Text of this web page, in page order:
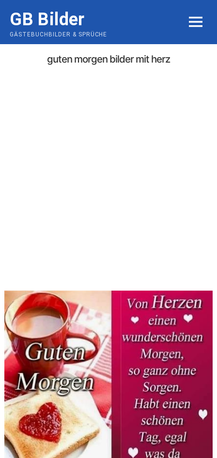
content
GB Bilder
GÄSTEBUCHBILDER & SPRÜCHE
MENU
guten morgen bilder mit herz